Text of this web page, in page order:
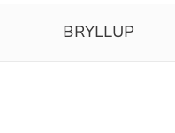
BRYLLUP